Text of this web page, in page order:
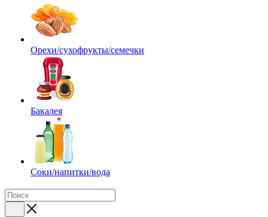
Орехи/сухофрукты/семечки
Бакалея
Соки/напитки/вода